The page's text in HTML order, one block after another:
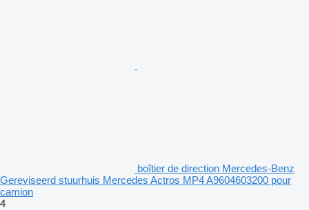
boîtier de direction Mercedes-Benz
Gereviseerd stuurhuis Mercedes Actros MP4 A9604603200 pour
camion
4